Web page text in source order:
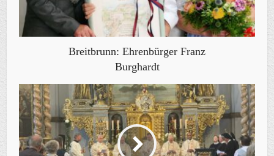
Breitbrunn: Ehrenbürger Franz
Burghardt